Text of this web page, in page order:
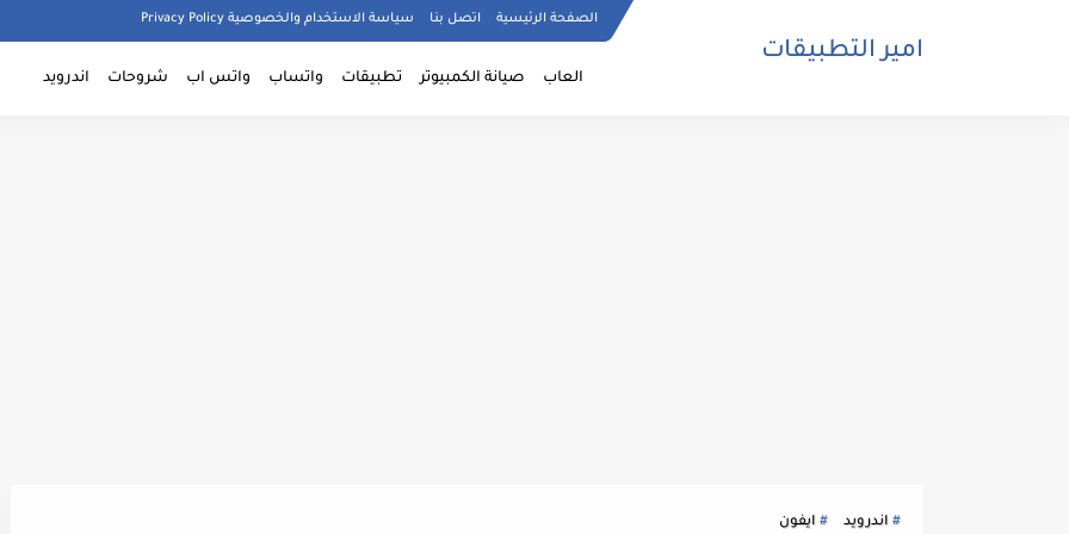
الصفحة الرئيسية اتصل بنا سياسة الاستخدام والخصوصية Privacy Policy
امير التطبيقات
العاب صيانة الكمبيوتر تطبيقات واتساب واتس اب شروحات اندرويد
اندرويد ايفون